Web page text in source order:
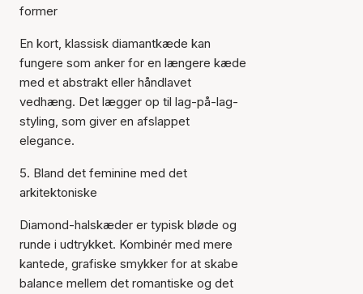
former
En kort, klassisk diamantkæde kan
fungere som anker for en længere kæde
med et abstrakt eller håndlavet
vedhæng. Det lægger op til lag-på-lag-
styling, som giver en afslappet
elegance.
5. Bland det feminine med det
arkitektoniske
Diamond-halskæder er typisk bløde og
runde i udtrykket. Kombinér med mere
kantede, grafiske smykker for at skabe
balance mellem det romantiske og det